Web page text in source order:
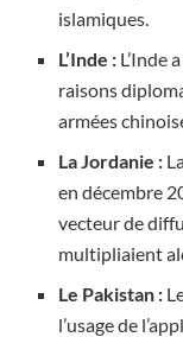
islamiques.
L’Inde : L’Inde
raisons
armées
La Jordanie :
en décembre
vecteur de
multipliaient
Le Pakistan :
l’usage de